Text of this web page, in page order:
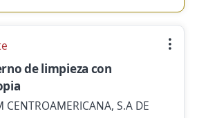
de limpieza con
CENTROAMERICANA, S.A DE